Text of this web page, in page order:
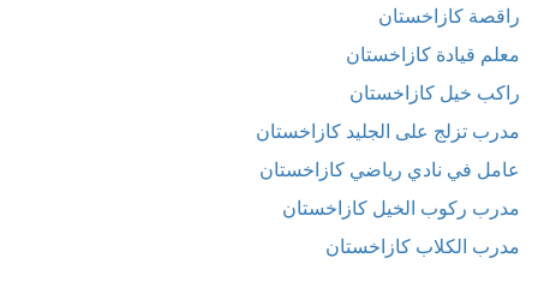
راقصة كازاخستان
معلم قيادة كازاخستان
راكب خيل كازاخستان
مدرب تزلج على الجليد كازاخستان
عامل في نادي رياضي كازاخستان
مدرب ركوب الخيل كازاخستان
مدرب الكلاب كازاخستان